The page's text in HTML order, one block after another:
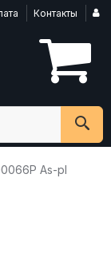
Контакты
As-pl